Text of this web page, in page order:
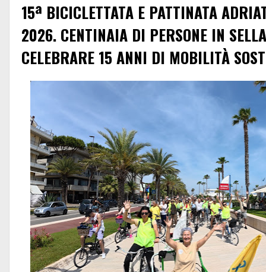
15ª BICICLETTATA E PATTINATA
2026. CENTINAIA DI PERSONE IN
CELEBRARE 15 ANNI DI MOBILITÀ